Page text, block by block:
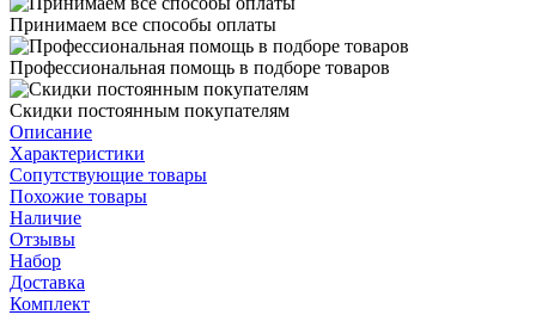
Принимаем все способы оплаты
Профессиональная помощь в подборе товаров
Скидки постоянным покупателям
Описание
Характеристики
Сопутствующие товары
Похожие товары
Наличие
Отзывы
Набор
Доставка
Комплект